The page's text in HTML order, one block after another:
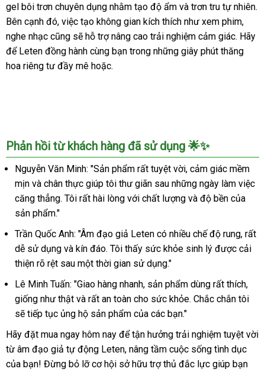
Lenten-
Vaginar
SHP953
Hàng
Chính
gel bôi trơn chuyên dụng nhằm tạo độ ẩm và trơn tru tự nhiên.
Bên cạnh đó, việc tạo không gian kích thích như xem phim,
nghe nhạc cũng sẽ hỗ trợ nâng cao trải nghiệm cảm giác. Hãy
để Leten đồng hành cùng bạn trong những giây phút thăng
hoa riêng tư đầy mê hoặc.
Phản hồi từ khách hàng đã sử dụng 🌟✨
Nguyễn Văn Minh: "Sản phẩm rất tuyệt vời, cảm giác mềm
mịn và chân thực giúp tôi thư giãn sau những ngày làm việc
căng thẳng. Tôi rất hài lòng với chất lượng và độ bền của
sản phẩm."
Trần Quốc Anh: "Âm đạo giả Leten có nhiều chế độ rung, rất
dễ sử dụng và kín đáo. Tôi thấy sức khỏe sinh lý được cải
thiện rõ rệt sau một thời gian sử dụng."
Lê Minh Tuấn: "Giao hàng nhanh, sản phẩm dùng rất thích,
giống như thật và rất an toàn cho sức khỏe. Chắc chắn tôi
sẽ tiếp tục ủng hộ sản phẩm của các bạn."
Hãy đặt mua ngay hôm nay để tận hưởng trải nghiệm tuyệt vời
từ âm đạo giả tự động Leten, nâng tầm cuộc sống tình dục
của bạn! Đừng bỏ lỡ cơ hội sở hữu trợ thủ đắc lực giúp bạn